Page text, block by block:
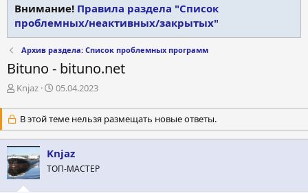
Внимание! Правила раздела "Список
проблемных/неактивных/закрытых"
Архив раздела: Список проблемных программ
Bituno - bituno.net
А
т
о
р
т
е
м
ы
Knjaz
Д
т
а
н
а
ч
а
05.04.2023
В этой теме нельзя размещать новые ответы.
Knjaz
ТОП-МАСТЕР